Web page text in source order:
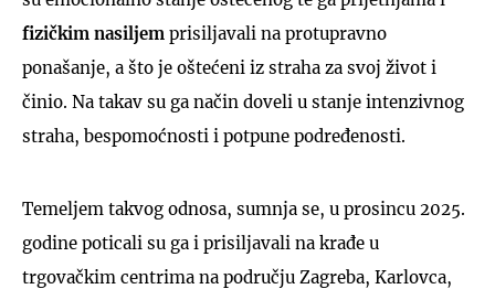
fizičkim nasiljem prisiljavali na protupravno
ponašanje, a što je oštećeni iz straha za svoj život i
činio. Na takav su ga način doveli u stanje intenzivnog
straha, bespomoćnosti i potpune podređenosti.
Temeljem takvog odnosa, sumnja se, u prosincu 2025.
godine poticali su ga i prisiljavali na krađe u
trgovačkim centrima na području Zagreba, Karlovca,